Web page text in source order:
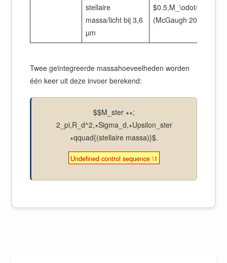
stellaire
massa/licht bij 3,6
µm
$0.5,M_\odot/L_\odot$
(McGaugh 2014)
Twee geïntegreerde massahoeveelheden worden
één keer uit deze invoer berekend:
$$M_ster ∗∗;
2_pi,R_d^2,∗Sigma_d,∗Upsilon_ster
∗qquad{(stellaire massa)}$.
Undefined control sequence \1